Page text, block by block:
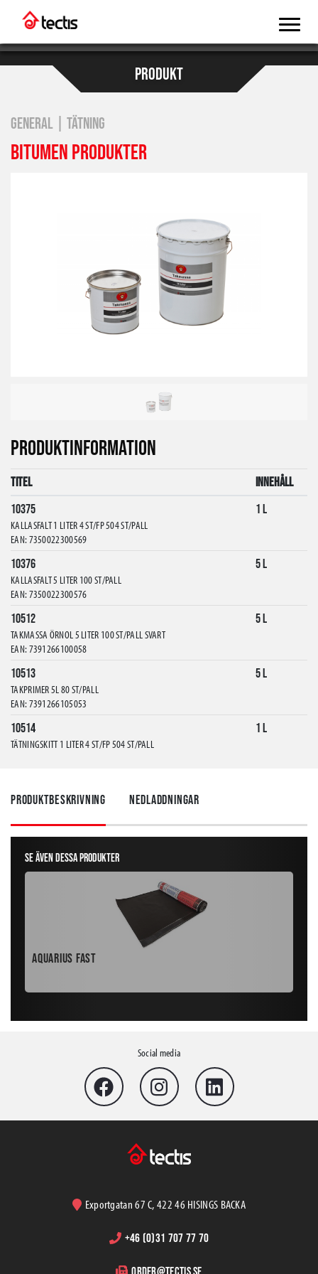
PRODUKT
GENERAL | TÄTNING
BITUMEN PRODUKTER
PRODUKTINFORMATION
Titel
Innehåll
10375
KALLASFALT 1 LITER 4 ST/FP 504 ST/PALL
EAN: 7350022300569
1 L
10376
KALLASFALT 5 LITER 100 ST/PALL
EAN: 7350022300576
5 L
10512
TAKMASSA ÖRNOL 5 LITER 100 ST/PALL SVART
EAN: 7391266100058
5 L
10513
TAKPRIMER 5L 80 ST/PALL
EAN: 7391266105053
5 L
10514
TÄTNINGSKITT 1 LITER 4 ST/FP 504 ST/PALL
1 L
TÄTNINGSKITT 5 LITER 100 ST/PALL ASFALTSKITT
10516
KLISTERASFALT 1 LITER 4 ST/FP 504 ST/PALL TAKPAPPKLISTER
1 L
KLISTERASFALT 5 LITER 100 ST/PALL TAKPAPPKLISTER
Produktbeskrivning Nedladdningar
Se även dessa produkter
Aquarius Fast
Social media
Exportgatan 67 C, 422 46 HISINGS BACKA
+46 (0)31 707 77 70
order@tectis.se